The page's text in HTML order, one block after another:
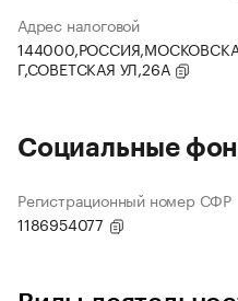
Адрес налоговой
Г,СОВЕТСКАЯ УЛ,26А
Социальные
Регистрационный номер СФР
1186954077